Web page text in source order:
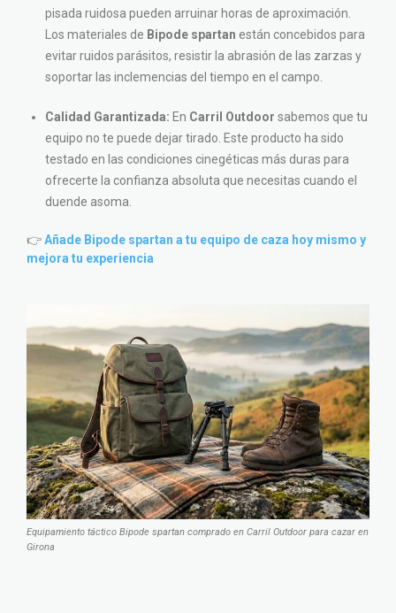
pisada ruidosa pueden arruinar horas de aproximación.
Los materiales de Bipode spartan están concebidos para
evitar ruidos parásitos, resistir la abrasión de las zarzas y
soportar las inclemencias del tiempo en el campo.
Calidad Garantizada: En Carril Outdoor sabemos que tu
equipo no te puede dejar tirado. Este producto ha sido
testado en las condiciones cinegéticas más duras para
ofrecerte la confianza absoluta que necesitas cuando el
duende asoma.
👉Añade Bipode spartan a tu equipo de caza hoy mismo y
mejora tu experiencia
Equipamiento táctico Bipode spartan comprado en Carril Outdoor para cazar en
Girona